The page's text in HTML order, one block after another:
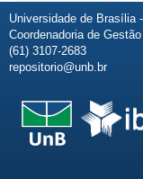
Universidade de Brasília
Coordenadoria de
(61) 3107-2683
repositorio@unb.br